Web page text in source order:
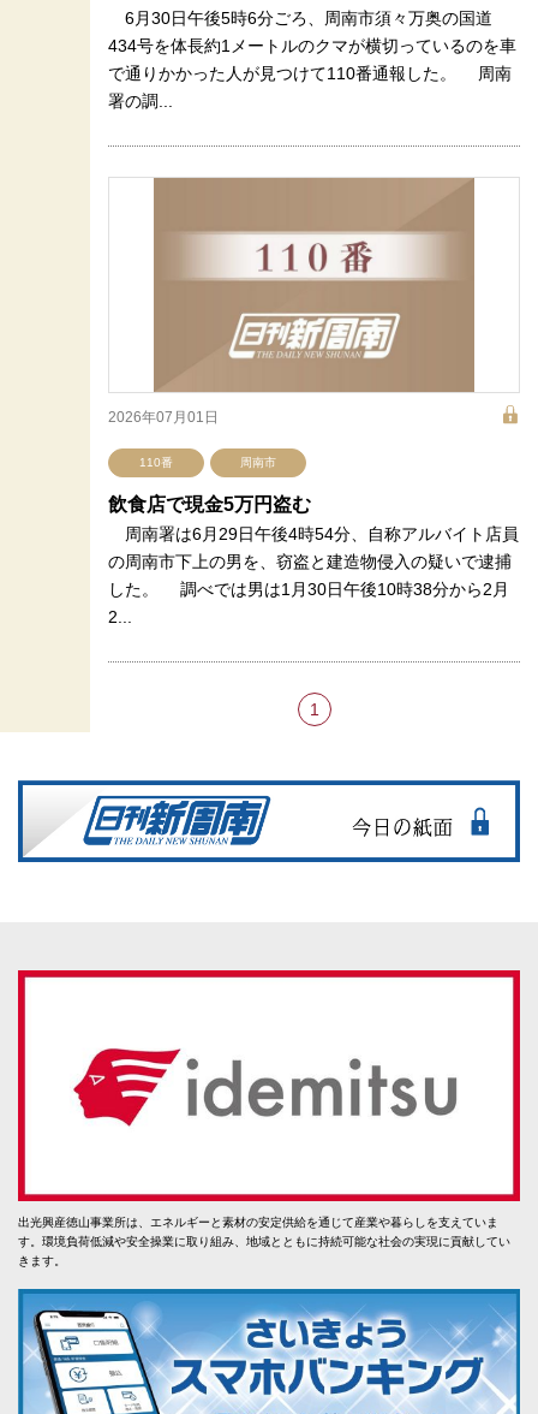
6月30日午後5時6分ごろ、周南市須々万奥の国道
434号を体長約1メートルのクマが横切っているのを車
で通りかかった人が見つけて110番通報した。 周南
署の調...
2026年07月01日
110番 周南市
飲食店で現金5万円盗む
周南署は6月29日午後4時54分、自称アルバイト店員
の周南市下上の男を、窃盗と建造物侵入の疑いで逮捕
した。 調べでは男は1月30日午後10時38分から2月
2...
1
出光興産徳山事業所は、エネルギーと素材の安定供給を通じて産業や暮らしを支えていま
す。環境負荷低減や安全操業に取り組み、地域とともに持続可能な社会の実現に貢献してい
きます。